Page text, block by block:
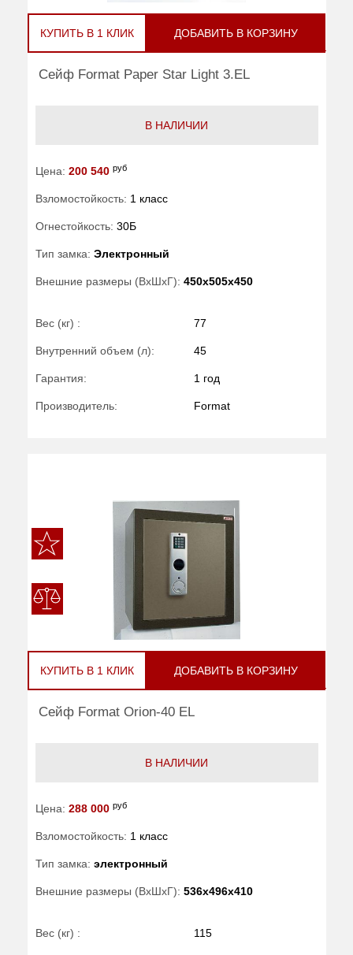
КУПИТЬ В 1 КЛИК ДОБАВИТЬ В КОРЗИНУ
Сейф Format Paper Star Light 3.EL
В НАЛИЧИИ
Цена: 200 540 руб
Взломостойкость: 1 класс
Огнестойкость: 30Б
Тип замка: Электронный
Внешние размеры (ВхШхГ): 450x505x450
Вес (кг) : 77
Внутренний объем (л): 45
Гарантия: 1 год
Производитель: Format
КУПИТЬ В 1 КЛИК ДОБАВИТЬ В КОРЗИНУ
Сейф Format Orion-40 EL
В НАЛИЧИИ
Цена: 288 000 руб
Взломостойкость: 1 класс
Тип замка: электронный
Внешние размеры (ВхШхГ): 536x496x410
Вес (кг) : 115